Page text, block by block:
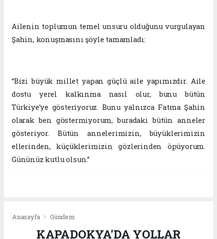
Ailenin toplumun temel unsuru olduğunu vurgulayan
Şahin, konuşmasını şöyle tamamladı:
“Bizi büyük millet yapan güçlü aile yapımızdır. Aile
dostu yerel kalkınma nasıl olur, bunu bütün
Türkiye’ye gösteriyoruz. Bunu yalnızca Fatma Şahin
olarak ben göstermiyorum, buradaki bütün anneler
gösteriyor. Bütün annelerimizin, büyüklerimizin
ellerinden, küçüklerimizin gözlerinden öpüyorum.
Gününüz kutlu olsun.”
Anasayfa Gündem
KAPADOKYA'DA YOLLAR